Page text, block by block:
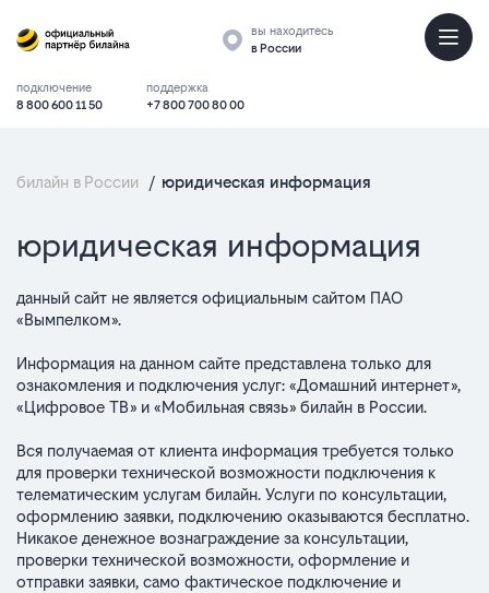
вы находитесь
в России
подключение
8 800 600 11 50
поддержка
+7 800 700 80 00
билайн в России / юридическая информация
юридическая информация
положения
данный сайт не является официальным сайтом ПАО
«Вымпелком».
Информация на данном сайте представлена только для
ознакомления и подключения услуг: «Домашний интернет»,
«Цифровое ТВ» и «Мобильная связь» билайн в России.
Вся получаемая от клиента информация требуется только
для проверки технической возможности подключения к
телематическим услугам билайн. Услуги по консультации,
оформлению заявки, подключению оказываются бесплатно.
Никакое денежное вознаграждение за консультации,
проверки технической возможности, оформление и
отправки заявки, само фактическое подключение и